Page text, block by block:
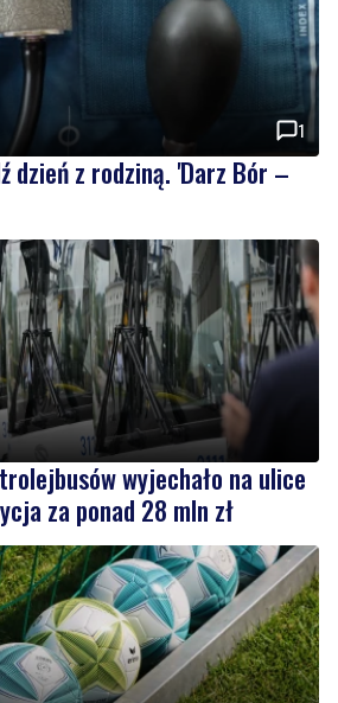
1
dzień z rodziną. 'Darz Bór –
wyjechało na ulice
za ponad 28 mln zł